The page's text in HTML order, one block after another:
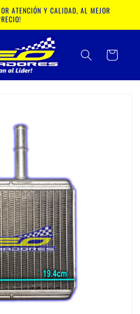
ATENCIÓN Y CALIDAD, AL MEJOR
Carrito